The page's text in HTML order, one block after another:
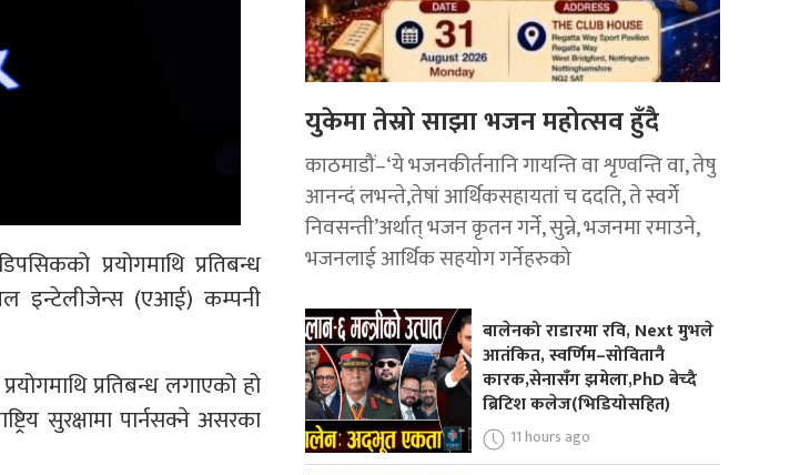
प्रयोगमाथि प्रतिबन्ध
इन्टेलीजेन्स (एआई) कम्पनी
प्रतिबन्ध लगाएको हो
सुरक्षामा पार्नसक्ने असरका
युकेमा तेस्रो साझा भजन महोत्सव हुँदै
काठमाडौं–‘ये भजनकीर्तनानि गायन्ति वा शृण्वन्ति वा, तेषु
आनन्दं लभन्ते,तेषां आर्थिकसहायतां च ददति, ते स्वर्गे
निवसन्ती’अर्थात् भजन कृतन गर्ने, सुन्ने, भजनमा रमाउने,
भजनलाई आर्थिक सहयोग गर्नेहरुको
बालेनको राडारमा रवि, Next मुभले
आतंकित, स्वर्णिम–सोवितानै
कारक,सेनासँग झमेला,PhD बेच्दै
ब्रिटिश कलेज(भिडियोसहित)
11 hours ago